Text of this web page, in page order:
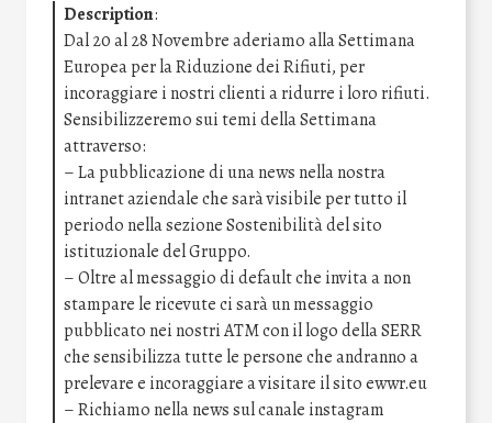
Description:
Dal 20 al 28 Novembre aderiamo alla Settimana
Europea per la Riduzione dei Rifiuti, per
incoraggiare i nostri clienti a ridurre i loro rifiuti.
Sensibilizzeremo sui temi della Settimana
attraverso:
– La pubblicazione di una news nella nostra
intranet aziendale che sarà visibile per tutto il
periodo nella sezione Sostenibilità del sito
istituzionale del Gruppo.
– Oltre al messaggio di default che invita a non
stampare le ricevute ci sarà un messaggio
pubblicato nei nostri ATM con il logo della SERR
che sensibilizza tutte le persone che andranno a
prelevare e incoraggiare a visitare il sito ewwr.eu
– Richiamo nella news sul canale instagram